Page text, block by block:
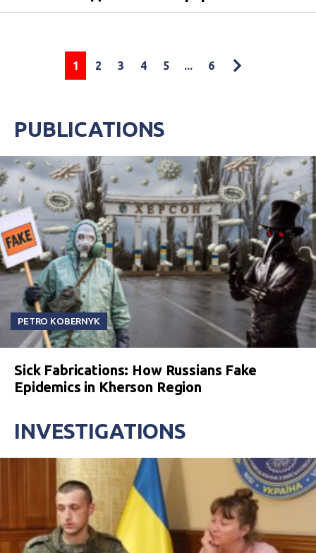
1 2 3 4 5 ... 6
PUBLICATIONS
PETRO KOBERNYK
Sick Fabrications: How Russians Fake
Epidemics in Kherson Region
INVESTIGATIONS